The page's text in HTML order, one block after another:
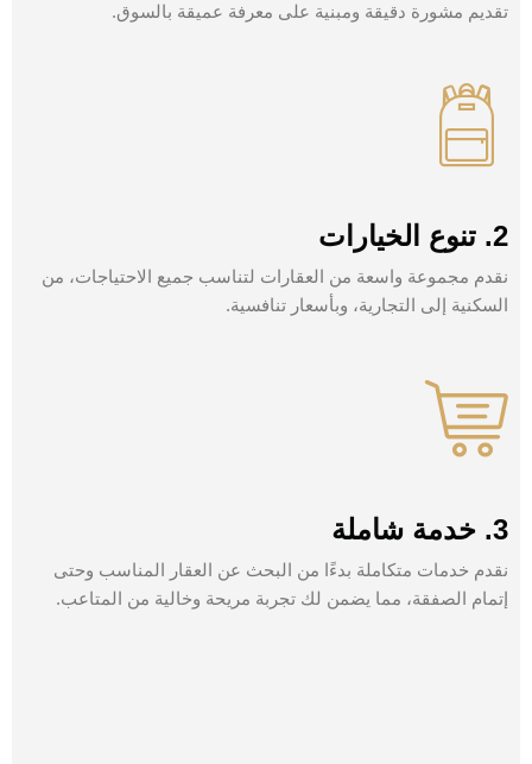
تقديم مشورة دقيقة ومبنية على معرفة عميقة بالسوق.
2. تنوع الخيارات
نقدم مجموعة واسعة من العقارات لتناسب جميع الاحتياجات، من
السكنية إلى التجارية، وبأسعار تنافسية.
3. خدمة شاملة
نقدم خدمات متكاملة بدءًا من البحث عن العقار المناسب وحتى
إتمام الصفقة، مما يضمن لك تجربة مريحة وخالية من المتاعب.